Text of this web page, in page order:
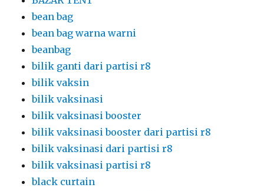
bean bag
bean bag warna warni
beanbag
bilik ganti dari partisi r8
bilik vaksin
bilik vaksinasi
bilik vaksinasi booster
bilik vaksinasi booster dari partisi r8
bilik vaksinasi dari partisi r8
bilik vaksinasi partisi r8
black curtain